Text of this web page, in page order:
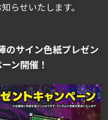
らせいたします。
のサイン色紙プレゼン
ン開催！